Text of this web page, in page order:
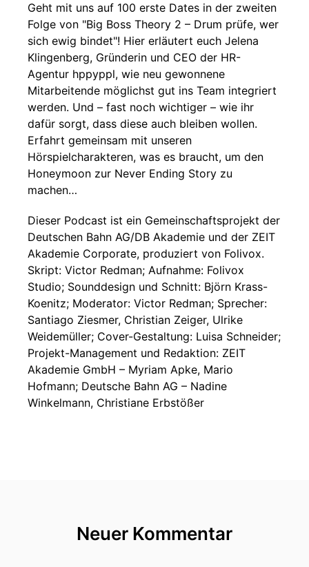
Geht mit uns auf 100 erste Dates in der zweiten
Folge von "Big Boss Theory 2 – Drum prüfe, wer
sich ewig bindet"! Hier erläutert euch Jelena
Klingenberg, Gründerin und CEO der HR-
Agentur hppyppl, wie neu gewonnene
Mitarbeitende möglichst gut ins Team integriert
werden. Und – fast noch wichtiger – wie ihr
dafür sorgt, dass diese auch bleiben wollen.
Erfahrt gemeinsam mit unseren
Hörspielcharakteren, was es braucht, um den
Honeymoon zur Never Ending Story zu
machen…
Dieser Podcast ist ein Gemeinschaftsprojekt der
Deutschen Bahn AG/DB Akademie und der ZEIT
Akademie Corporate, produziert von Folivox.
Skript: Victor Redman; Aufnahme: Folivox
Studio; Sounddesign und Schnitt: Björn Krass-
Koenitz; Moderator: Victor Redman; Sprecher:
Santiago Ziesmer, Christian Zeiger, Ulrike
Weidemüller; Cover-Gestaltung: Luisa Schneider;
Projekt-Management und Redaktion: ZEIT
Akademie GmbH – Myriam Apke, Mario
Hofmann; Deutsche Bahn AG – Nadine
Winkelmann, Christiane Erbstößer
Neuer Kommentar